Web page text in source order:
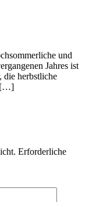
und
Jahres ist
die herbstliche
[…]
Erforderliche